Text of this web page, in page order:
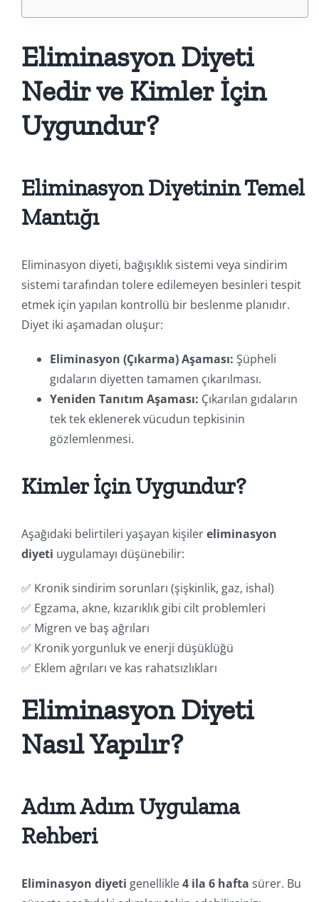
Eliminasyon Diyeti
Nedir ve Kimler İçin
Uygundur?
Eliminasyon Diyetinin Temel
Mantığı
Eliminasyon diyeti, bağışıklık sistemi veya sindirim
sistemi tarafından tolere edilemeyen besinleri tespit
etmek için yapılan kontrollü bir beslenme planıdır.
Diyet iki aşamadan oluşur:
Eliminasyon (Çıkarma) Aşaması: Şüpheli
gıdaların diyetten tamamen çıkarılması.
Yeniden Tanıtım Aşaması: Çıkarılan gıdaların
tek tek eklenerek vücudun tepkisinin
gözlemlenmesi.
Kimler İçin Uygundur?
Aşağıdaki belirtileri yaşayan kişilereliminasyon
diyeti uygulamayı düşünebilir:
✅ Kronik sindirim sorunları (şişkinlik, gaz, ishal)
✅ Egzama, akne, kızarıklık gibi cilt problemleri
✅ Migren ve baş ağrıları
✅ Kronik yorgunluk ve enerji düşüklüğü
✅ Eklem ağrıları ve kas rahatsızlıkları
Eliminasyon Diyeti
Nasıl Yapılır?
Adım Adım Uygulama
Rehberi
Eliminasyon diyeti genellikle4 ila 6 hafta sürer. Bu